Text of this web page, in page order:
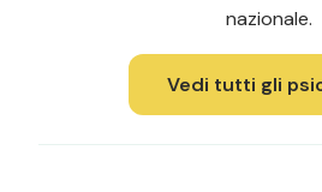
nazionale.
Vedi tutti gli